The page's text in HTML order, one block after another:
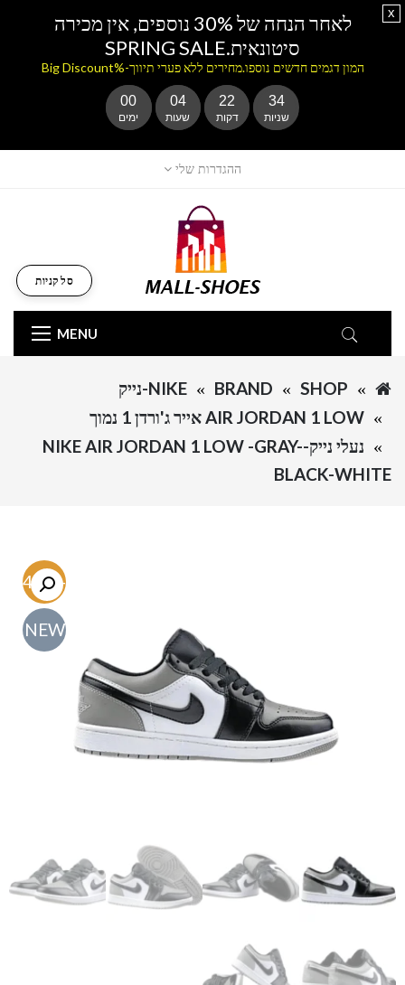
ההגדרות שלי
MENU
סל קניות
SHOP
BRAND
NIKE-נייק
AIR JORDAN 1 LOW אייר ג'ורדן 1 נמוך
נעלי נייק-NIKE AIR JORDAN 1 LOW -GRAY-
BLACK-WHITE
-44.1%
NEW
לאחר הנחה של 30% נוספים, אין מכירה
סיטונאית.SPRING SALE
המון דגמים חדשים נוספו.מחירים ללא פערי תיווך-%Big Discount
00
ימים
04
שעות
22
דקות
33
שניות
x